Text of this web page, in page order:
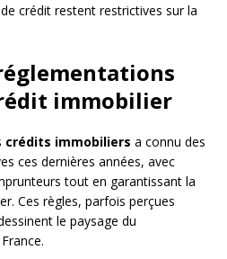
crédit restent restrictives sur la
immobilier
crédits immobiliers a connu des
ces dernières années, avec
tout en garantissant la
Ces règles, parfois perçues
le paysage du